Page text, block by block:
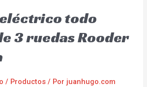
todo
3 ruedas Rooder
/ Productos / Por juanhugo.com